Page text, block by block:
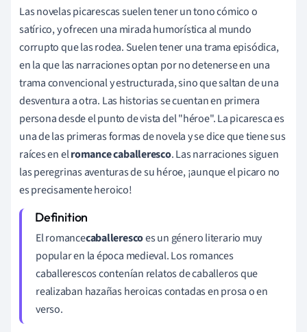
Las novelas picarescas suelen tener un tono cómico o
satírico, y ofrecen una mirada humorística al mundo
corrupto que las rodea. Suelen tener una trama episódica,
en la que las narraciones optan por no detenerse en una
trama convencional y estructurada, sino que saltan de una
desventura a otra. Las historias se cuentan en primera
persona desde el punto de vista del "héroe". La picaresca es
una de las primeras formas de novela y se dice que tiene sus
raíces en elromance caballeresco. Las narraciones siguen
las peregrinas aventuras de su héroe, ¡aunque el picaro no
es precisamente heroico!
El romancecaballerescoes un género literario muy
popular en la época medieval. Los romances
caballerescos contenían relatos de caballeros que
realizaban hazañas heroicas contadas en prosa o en
verso.